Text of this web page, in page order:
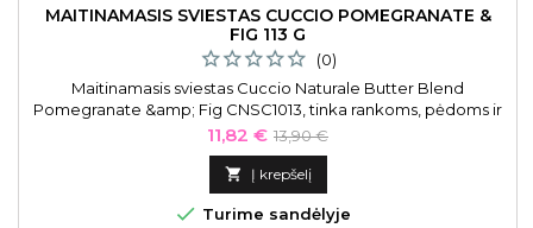
MAITINAMASIS SVIESTAS CUCCIO POMEGRANATE &
FIG 113 G
(0)
Maitinamasis sviestas Cuccio Naturale Butter Blend
Pomegranate &amp; Fig CNSC1013, tinka rankoms, pėdoms ir
kūnui, 113 g
Kaina
11,82 € Bazinė
kaina
13,90 €
 Į krepšelį
 Turime sandėlyje